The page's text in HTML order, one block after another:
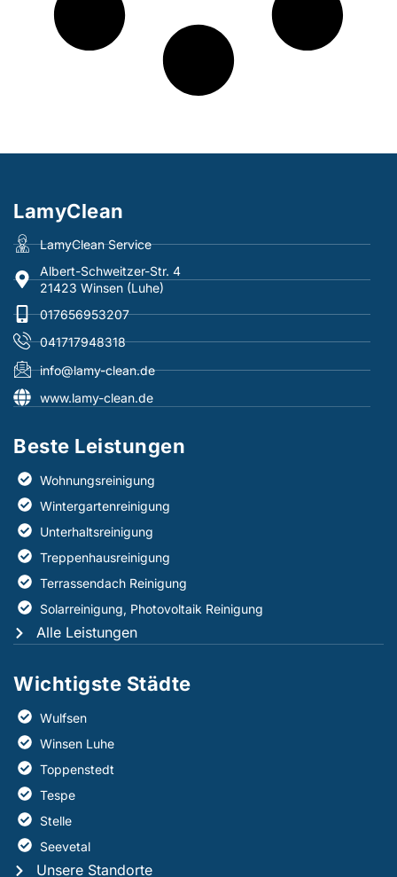
LamyClean
LamyClean Service
Albert-Schweitzer-Str. 4
21423 Winsen (Luhe)
017656953207
041717948318
info@lamy-clean.de
www.lamy-clean.de
Beste Leistungen​
Wohnungsreinigung
Wintergartenreinigung
Unterhaltsreinigung
Treppenhausreinigung
Terrassendach Reinigung
Solarreinigung, Photovoltaik Reinigung
Alle Leistungen
Wichtigste Städte
Wulfsen
Winsen Luhe
Toppenstedt
Tespe
Stelle
Seevetal
Unsere Standorte